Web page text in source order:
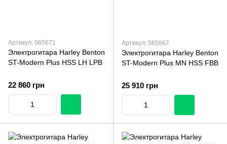
Артикул: 565671
Электрогитара Harley Benton
ST-Modern Plus HSS LH LPB
22 860 грн
Артикул: 565667
Электрогитара Harley Benton
ST-Modern Plus MN HSS FBB
25 910 грн